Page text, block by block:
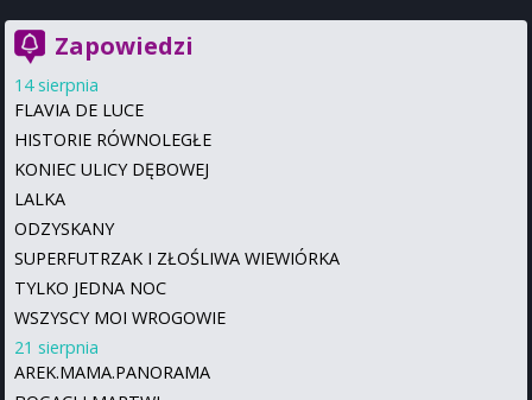
Zapowiedzi
14 sierpnia
FLAVIA DE LUCE
HISTORIE RÓWNOLEGŁE
KONIEC ULICY DĘBOWEJ
LALKA
ODZYSKANY
SUPERFUTRZAK I ZŁOŚLIWA WIEWIÓRKA
TYLKO JEDNA NOC
WSZYSCY MOI WROGOWIE
21 sierpnia
AREK.MAMA.PANORAMA